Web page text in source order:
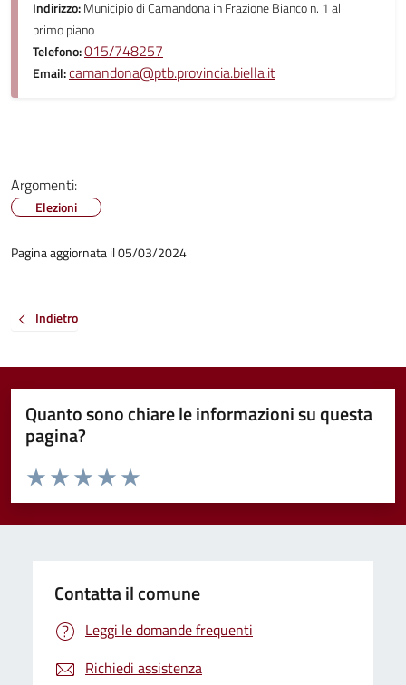
Indirizzo:Municipio di Camandona in Frazione Bianco n. 1 al
primo piano
Telefono:015/748257
Email:camandona@ptb.provincia.biella.it
Argomenti:
Elezioni
Pagina aggiornata il 05/03/2024
Indietro
Quanto sono chiare le informazioni su questa
pagina?
Valuta da 1 a 5 stelle la pagina
Valuta 5 stelle su 5
Valuta 4 stelle su 5
Valuta 3 stelle su 5
Valuta 2 stelle su 5
Valuta 1 stelle su 5
Contatta il comune
Leggi le domande frequenti
Richiedi assistenza